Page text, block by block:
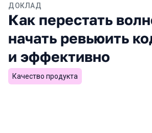
ДОКЛАД
Как перестать
начать ревьюить
и эффективно
Качество продукта